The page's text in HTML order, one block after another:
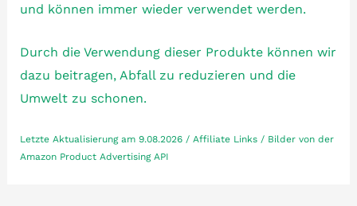
und können immer wieder verwendet werden.
Durch die Verwendung dieser Produkte können wir
dazu beitragen, Abfall zu reduzieren und die
Umwelt zu schonen.
Letzte Aktualisierung am 9.08.2026 / Affiliate Links / Bilder von der
Amazon Product Advertising API